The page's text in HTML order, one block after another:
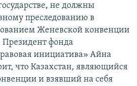
не должны
преследованию в
Женевской конвенции
Президент фонда
инициатива» Айна
что Казахстан, являющийся
и взявший на себя